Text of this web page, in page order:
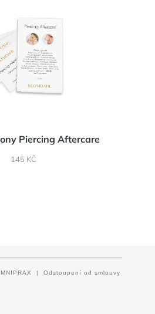
Piercing Aftercare
CENA
145 KČ
| Odstoupení od smlouvy